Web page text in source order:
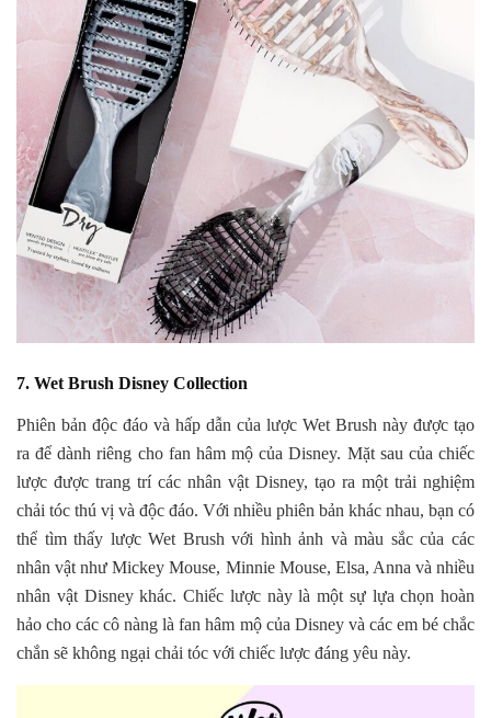
7. Wet Brush Disney Collection
Phiên bản độc đáo và hấp dẫn của lược Wet Brush này được tạo
ra để dành riêng cho fan hâm mộ của Disney. Mặt sau của chiếc
lược được trang trí các nhân vật Disney, tạo ra một trải nghiệm
chải tóc thú vị và độc đáo. Với nhiều phiên bản khác nhau, bạn có
thể tìm thấy lược Wet Brush với hình ảnh và màu sắc của các
nhân vật như Mickey Mouse, Minnie Mouse, Elsa, Anna và nhiều
nhân vật Disney khác. Chiếc lược này là một sự lựa chọn hoàn
hảo cho các cô nàng là fan hâm mộ của Disney và các em bé chắc
chắn sẽ không ngại chải tóc với chiếc lược đáng yêu này.